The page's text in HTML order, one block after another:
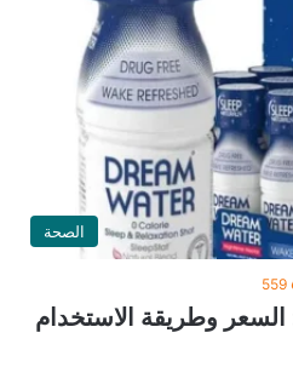
الصحة
559
وطريقة الاستخدام